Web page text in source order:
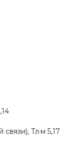
Тл·м 5,17